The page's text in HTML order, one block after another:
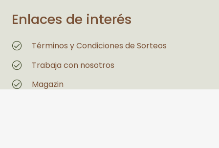
Enlaces de interés
Términos y Condiciones de Sorteos
Trabaja con nosotros
Magazin